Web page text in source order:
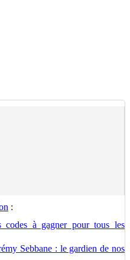
:
à gagner pour tous les
Sebbane : le gardien de nos